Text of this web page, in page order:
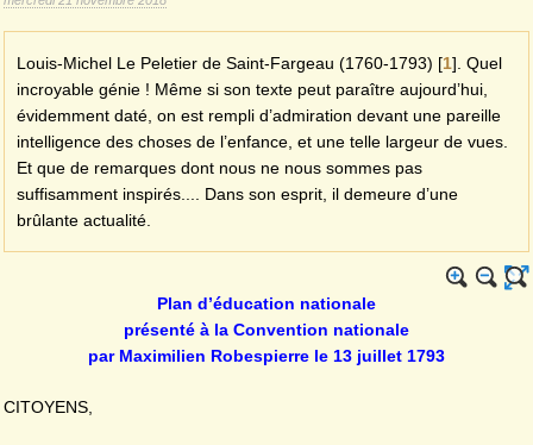
Louis-Michel Le Peletier de Saint-Fargeau (1760-1793) [1] . Quel
incroyable génie ! Même si son texte peut paraître aujourd’hui,
évidemment daté, on est rempli d’admiration devant une pareille
intelligence des choses de l’enfance, et une telle largeur de vues.
Et que de remarques dont nous ne nous sommes pas
suffisamment inspirés.... Dans son esprit, il demeure d’une
brûlante actualité.
Plan d’éducation nationale
présenté à la Convention nationale
par Maximilien Robespierre le 13 juillet 1793
CITOYENS,